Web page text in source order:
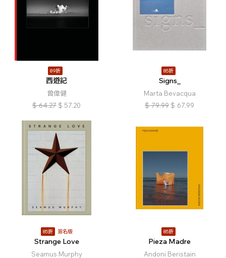
89折
西遊記
曾偉健
$ 64.27 $ 57.20
85折
Signs_
Marta Bevacqua
$ 79.99 $ 67.99
85折 簽名版
Strange Love
Seamus Murphy
85折
Pieza Madre
Andoni Beristain